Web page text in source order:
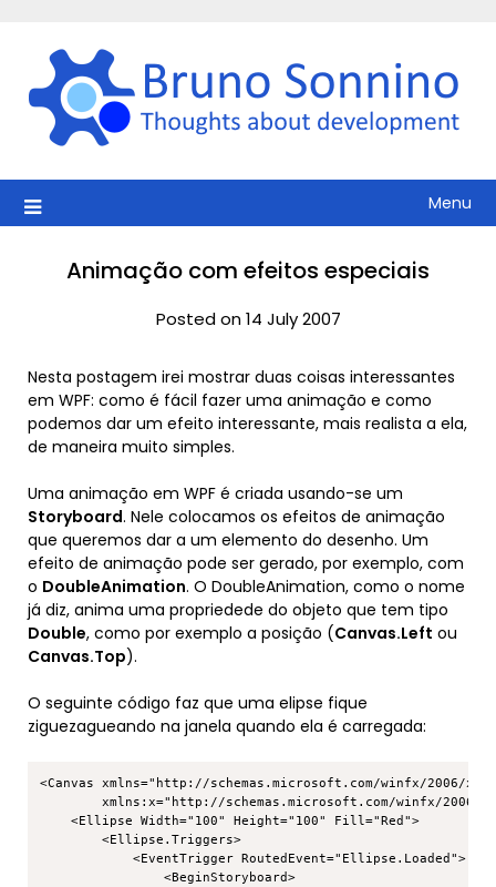
content
Menu
Animação com efeitos especiais
Posted on 14 July 2007
Nesta postagem irei mostrar duas coisas interessantes
em WPF: como é fácil fazer uma animação e como
podemos dar um efeito interessante, mais realista a ela,
de maneira muito simples.
Uma animação em WPF é criada usando-se um
Storyboard. Nele colocamos os efeitos de animação
que queremos dar a um elemento do desenho. Um
efeito de animação pode ser gerado, por exemplo, com
o DoubleAnimation. O DoubleAnimation, como o nome
já diz, anima uma propriedede do objeto que tem tipo
Double, como por exemplo a posição (Canvas.Left ou
Canvas.Top).
O seguinte código faz que uma elipse fique
ziguezagueando na janela quando ela é carregada:
<Canvas xmlns="http://schemas.microsoft.com/winfx/2006/
xmlns:x="http://schemas.microsoft.com/winfx/
    <Ellipse Width="100" Height="100" Fill="Red">
        <Ellipse.Triggers>
<EventTrigger
                <BeginStoryboard>
Copy